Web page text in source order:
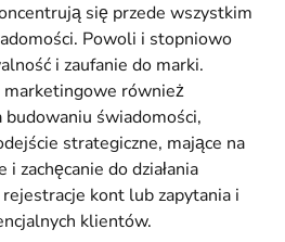
się przede wszystkim
Powoli i stopniowo
i zaufanie do marki.
marketingowe również
świadomości,
strategiczne, mające na
zachęcanie do działania
kont lub zapytania i
klientów.